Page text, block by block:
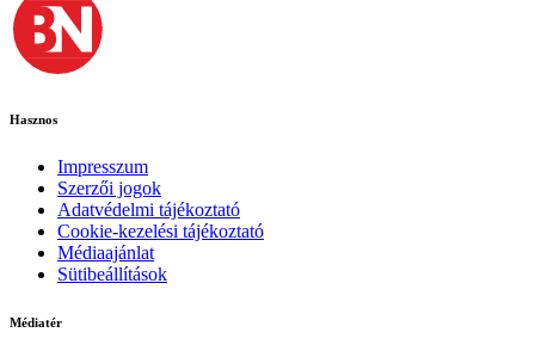
Hasznos
Impresszum
Szerzői jogok
Adatvédelmi tájékoztató
Cookie-kezelési tájékoztató
Médiaajánlat
Sütibeállítások
Médiatér